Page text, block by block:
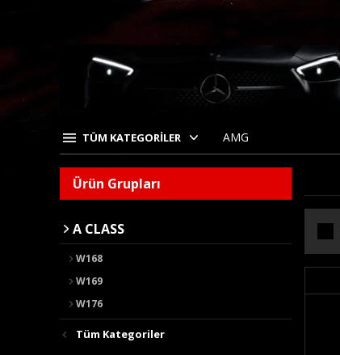
TÜM KATEGORİLER AMG
Ürün Grupları
A CLASS
W168
W169
W176
Tüm Kategoriler